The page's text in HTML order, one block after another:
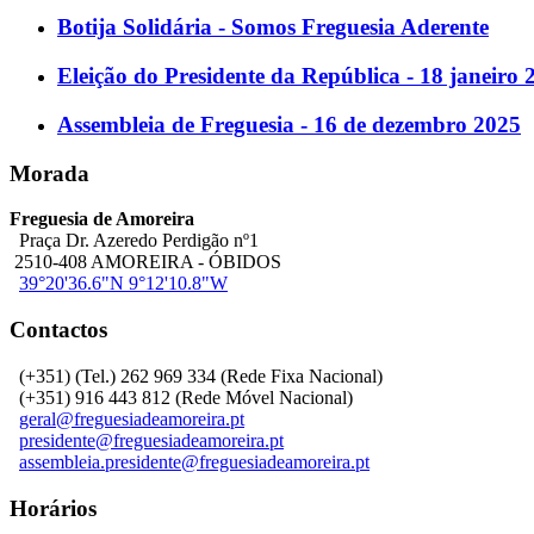
Botija Solidária - Somos Freguesia Aderente
Eleição do Presidente da República - 18 janeiro
Assembleia de Freguesia - 16 de dezembro 2025
Morada
Freguesia de Amoreira
Praça Dr. Azeredo Perdigão nº1
2510-408 AMOREIRA - ÓBIDOS
39°20'36.6"N 9°12'10.8"W
Contactos
(+351) (Tel.) 262 969 334 (Rede Fixa Nacional)
(+351) 916 443 812 (Rede Móvel Nacional)
geral@freguesiadeamoreira.pt
presidente@freguesiadeamoreira.pt
assembleia.presidente@freguesiadeamoreira.pt
Horários